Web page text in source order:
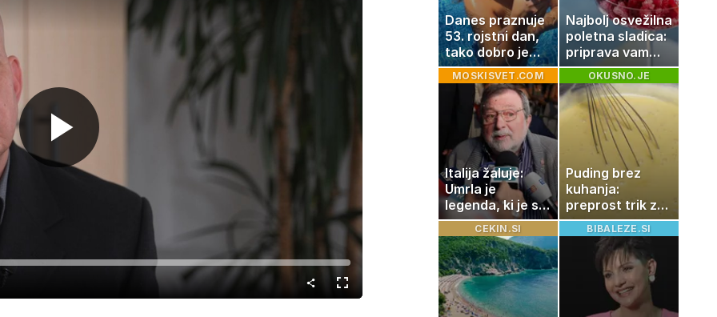
Predvajaj
Celozaslonski
način
Danes praznuje
53. rojstni dan,
tako dobro je
videti znana
Slovenka
Najbolj osvežilna
poletna sladica:
priprava vam
vzame le 10
minut
MOSKISVET.COM
Italija žaluje:
Umrla je
legenda, ki je s
svojimi pesmimi
zaznamovala
Italijo
OKUSNO.JE
Puding brez
kuhanja:
preprost trik za
pripravo v le
nekaj minutah
CEKIN.SI BIBALEZE.SI